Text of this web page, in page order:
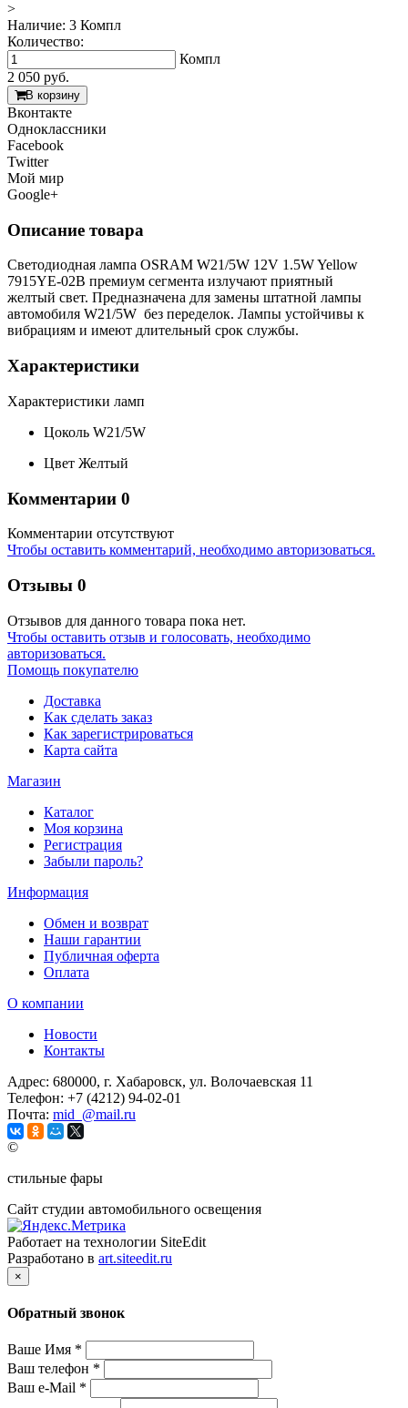
>
Наличие: 3 Компл
Количество:
Компл
2 050 руб.
В корзину
Вконтакте
Одноклассники
Facebook
Twitter
Мой мир
Google+
Описание товара
Светодиодная лампа OSRAM W21/5W 12V 1.5W Yellow
7915YE-02B премиум сегмента излучают приятный
желтый свет. Предназначена для замены штатной лампы
автомобиля W21/5W без переделок. Лампы устойчивы к
вибрациям и имеют длительный срок службы.
Характеристики
Характеристики ламп
Цоколь W21/5W
Цвет Желтый
Комментарии 0
Комментарии отсутствуют
Чтобы оставить комментарий, необходимо авторизоваться.
Отзывы 0
Отзывов для данного товара пока нет.
Чтобы оcтавить отзыв и голосовать, необходимо
авторизоваться.
Помощь покупателю
Доставка
Как сделать заказ
Как зарегистрироваться
Карта сайта
Магазин
Каталог
Моя корзина
Регистрация
Забыли пароль?
Информация
Обмен и возврат
Наши гарантии
Публичная оферта
Оплата
О компании
Новости
Контакты
Адрес: 680000, г. Хабаровск, ул. Волочаевская 11
Телефон: +7 (4212) 94-02-01
Почта: mid_@mail.ru
©
стильные фары
Сайт студии автомобильного освещения
Работает на технологии SiteEdit
Разработано в art.siteedit.ru
×
Обратный звонок
Ваше Имя *
Ваш телефон *
Ваш e-Mail *